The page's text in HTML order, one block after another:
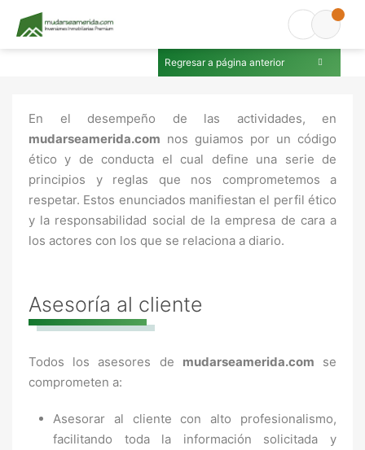
Regresar a página anterior
En el desempeño de las actividades, en
mudarseamerida.com nos guiamos por un código
ético y de conducta el cual define una serie de
principios y reglas que nos comprometemos a
respetar. Estos enunciados manifiestan el perfil ético
y la responsabilidad social de la empresa de cara a
los actores con los que se relaciona a diario.
Asesoría al cliente
Todos los asesores de mudarseamerida.com se
comprometen a:
Asesorar al cliente con alto profesionalismo,
facilitando toda la información solicitada y